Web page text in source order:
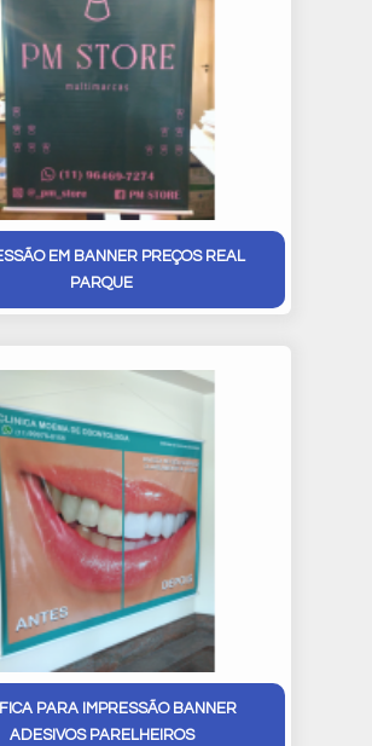
EM BANNER PREÇOS REAL
PARQUE
PARA IMPRESSÃO BANNER
ADESIVOS PARELHEIROS